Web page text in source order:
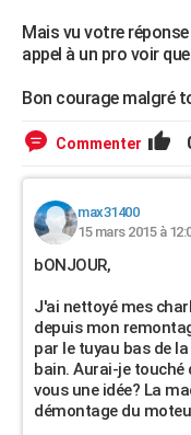
Mais vu votre
appel à un pro voir
Bon courage malgré
Commenter
max31400
15 mars 2015 à
bONJOUR,
J'ai nettoyé mes
depuis mon
par le tuyau bas de
bain. Aurai-je touché
vous une idée? La
démontage du